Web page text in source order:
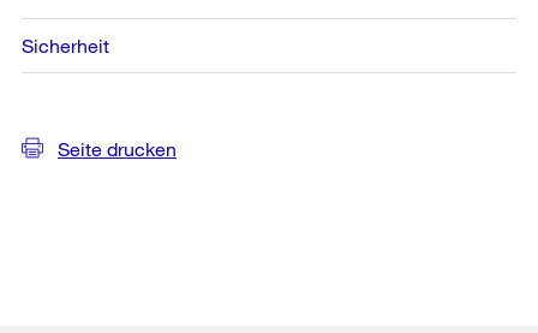
Sicherheit
Seite drucken